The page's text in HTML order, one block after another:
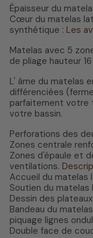
Épaisseur du
Cœur du matelas
synthétique : Les
Matelas avec 5
de pliage hauteur
L' âme du matelas
différenciées
parfaitement votre
votre bassin.
Perforations des
Zones centrale
Zones d'épaule et
ventilations.
Accueil du matelas
Soutien du matelas
Dessin des
Bandeau du
piquage lignes
Double face de